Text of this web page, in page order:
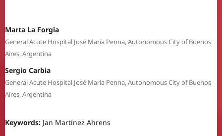
Marta La Forgia
General Acute Hospital José María Penna, Autonomous City of Buenos
Aires, Argentina
Sergio Carbia
General Acute Hospital José María Penna, Autonomous City of Buenos
Aires, Argentina
Keywords: Jan Martínez Ahrens